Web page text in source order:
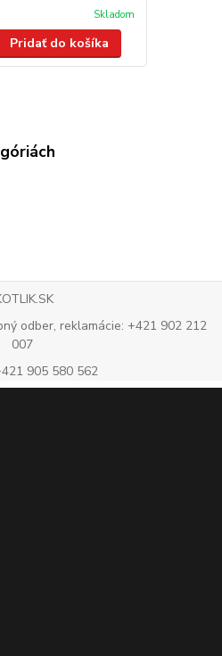
Skladom
Pridať do košíka
odber, reklamácie: +421 902 212
007
905 580 562